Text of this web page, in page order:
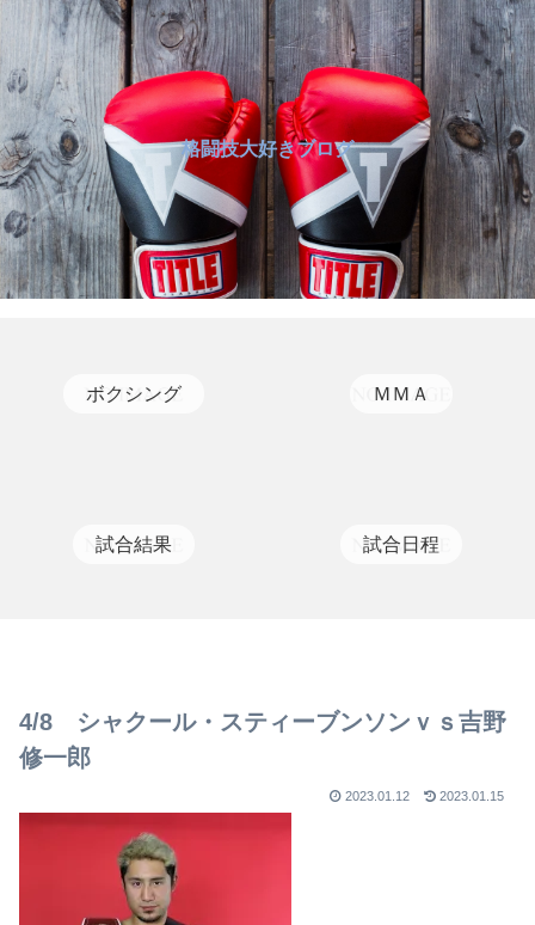
格闘技大好きブログ
ボクシング ＭＭＡ
試合結果 試合日程
4/8 シャクール・スティーブンソンｖｓ吉野
修一郎
2023.01.12 2023.01.15